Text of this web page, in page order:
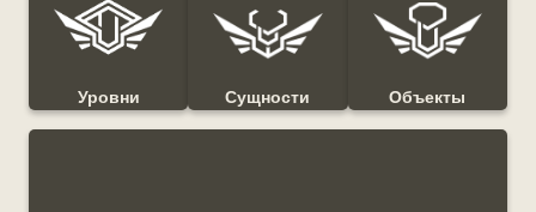
Уровни Сущности Объекты